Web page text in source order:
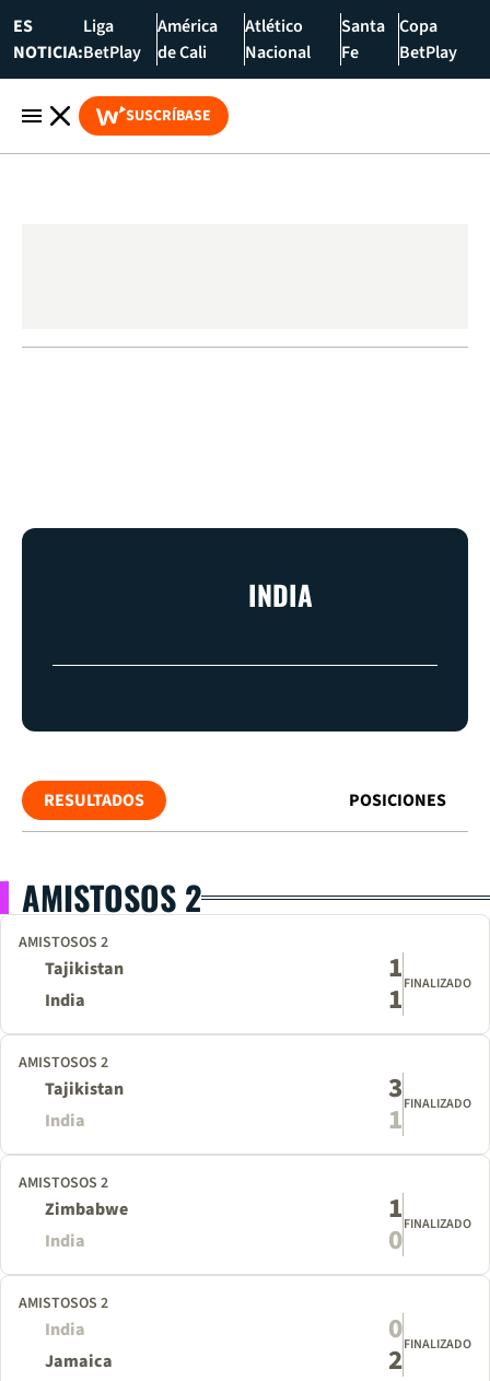
ES
NOTICIA:
Liga
BetPlay
América
de Cali
Atlético
Nacional
Santa
Fe
Copa
BetPlay
SUSCRÍBASE
INDIA
RESULTADOS POSICIONES
AMISTOSOS 2
AMISTOSOS 2
Tajikistan 1
India 1FINALIZADO
AMISTOSOS 2
Tajikistan 3
India 1FINALIZADO
AMISTOSOS 2
Zimbabwe 1
India 0FINALIZADO
AMISTOSOS 2
India 0
Jamaica 2FINALIZADO